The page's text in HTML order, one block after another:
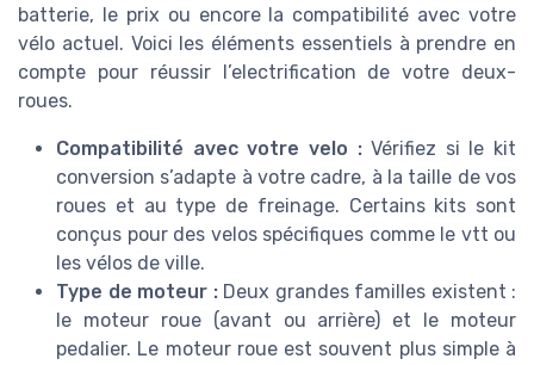
batterie, le prix ou encore la compatibilité avec votre
vélo actuel. Voici les éléments essentiels à prendre en
compte pour réussir l’electrification de votre deux-
roues.
Compatibilité avec votre velo :Vérifiez si le kit
conversion s’adapte à votre cadre, à la taille de vos
roues et au type de freinage. Certains kits sont
conçus pour des velos spécifiques comme le vtt ou
les vélos de ville.
Type de moteur :Deux grandes familles existent :
le moteur roue (avant ou arrière) et le moteur
pedalier. Le moteur roue est souvent plus simple à